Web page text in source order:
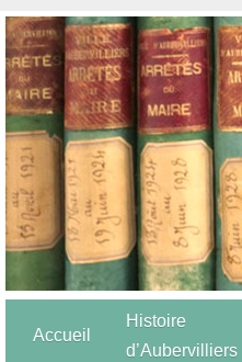
Accueil
Histoire
d’Aubervilliers